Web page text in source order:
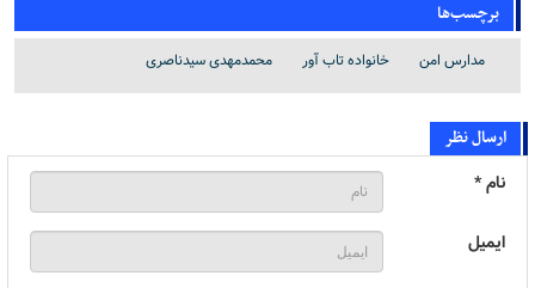
برچسب‌ها
مدارس امن خانواده تاب آور محمدمهدی سیدناصری
ارسال نظر
نام *
ایمیل